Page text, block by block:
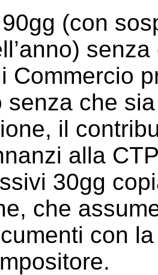
(con
Commercio
senza che
il
alla
30gg
che
con